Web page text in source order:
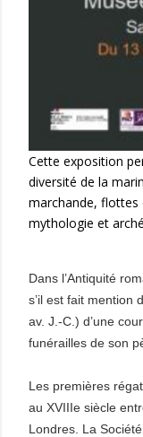
Cette exposition
diversité de la
marchande, flottes
mythologie et
Dans l’Antiquité
s’il est fait mention
av. J.-C.) d’une
funérailles de son
Les premières
au XVIIIe siècle
Londres. La